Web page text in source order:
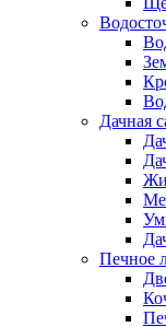
Дачная
Печное